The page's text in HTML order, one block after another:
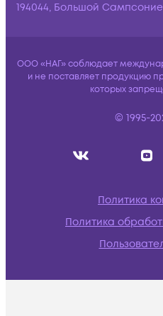
194044, Большой
ООО «НАГ» соблюдает
и не поставляет продукцию
которых
© 1995-
Политика
Политика